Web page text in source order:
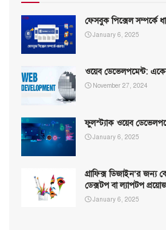
ফেসবুক পিক্সেল সম্পর্কে
January 6, 2025
ওয়েব ডেভেলপমেন্ট:
November 27, 2024
ফুলস্ট্যাক ওয়েব
January 6, 2025
গ্রাফিক্স ডিজাইন’র জন্য
ডেক্সটপ বা ল্যাপটপ
January 6, 2025